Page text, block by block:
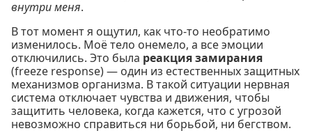
внутри меня.
В тот момент я ощутил, как что-то необратимо
изменилось. Моё тело онемело, а все эмоции
отключились. Это была реакция замирания
(freeze response) — один из естественных защитных
механизмов организма. В такой ситуации нервная
система отключает чувства и движения, чтобы
защитить человека, когда кажется, что с угрозой
невозможно справиться ни борьбой, ни бегством.